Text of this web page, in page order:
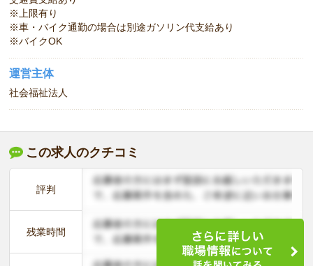
※上限有り
※車・バイク通勤の場合は別途ガソリン代支給あり
※バイクOK
運営主体
社会福祉法人
この求人のクチコミ
評判
残業時間